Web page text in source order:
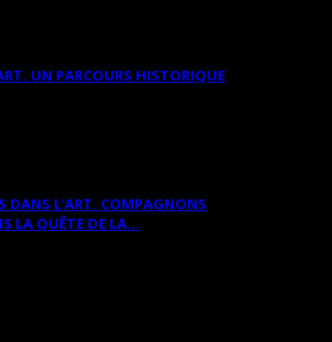
UN PARCOURS HISTORIQUE
DANS L’ART. COMPAGNONS
LA QUÊTE DE LA...